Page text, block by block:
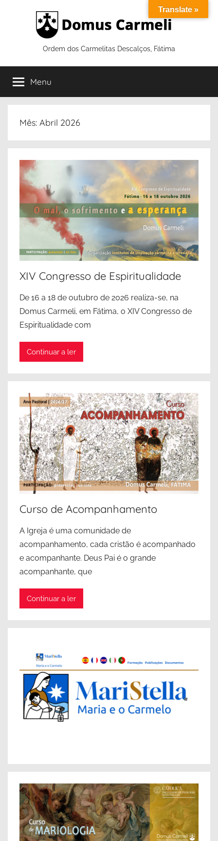
Ordem dos Carmelitas Descalços, Fátima
Menu
Mês: Abril 2026
XIV Congresso de Espiritualidade
De 16 a 18 de outubro de 2026 realiza-se, na
Domus Carmeli, em Fátima, o XIV Congresso de
Espiritualidade com
Continuar a ler
Curso de Acompanhamento
A Igreja é uma comunidade de
acompanhamento, cada cristão é acompanhado
e acompanhante. Deus Pai é o grande
acompanhante, que
Continuar a ler
Translate »